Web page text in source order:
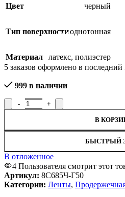
Цвет черный
Тип поверхностиоднотонная
Материал латекс, полиэстер
5 заказов оформлено в последний
999 в наличии
Количество товара Лента
В
БЫСТРЫЙ
В отложенное
4 Пользователя смотрит этот
Артикул: 8С685Ч-Г50
Категории: Ленты,
SALE